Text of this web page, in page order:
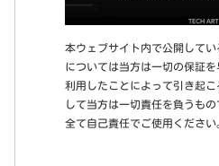
本ウェブサイト内で公開して
については当方は一切の保証を
利用したことによって引き起
して当方は一切責任を負うもの
全て自己責任でご使用ください